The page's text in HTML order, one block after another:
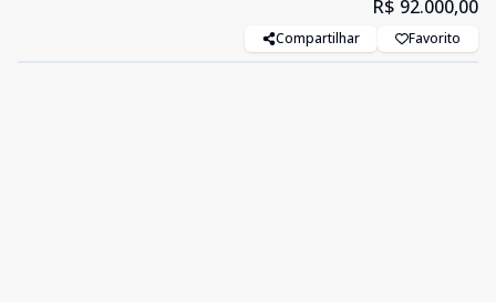
R$ 92.000,00
Compartilhar Favorito